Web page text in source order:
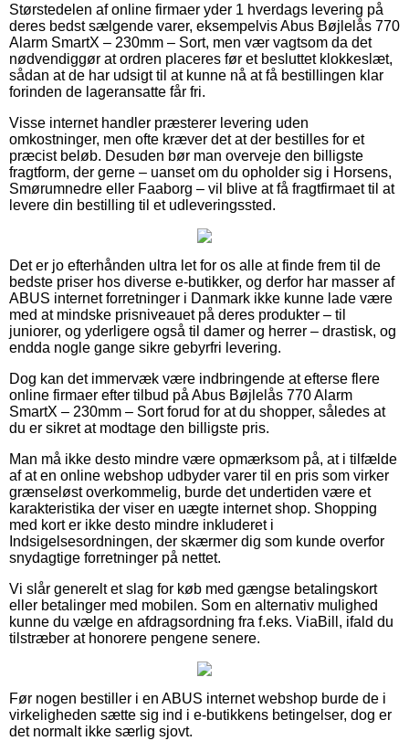
Størstedelen af online firmaer yder 1 hverdags levering på
deres bedst sælgende varer, eksempelvis Abus Bøjlelås 770
Alarm SmartX – 230mm – Sort, men vær vagtsom da det
nødvendiggør at ordren placeres før et besluttet klokkeslæt,
sådan at de har udsigt til at kunne nå at få bestillingen klar
forinden de lageransatte får fri.
Visse internet handler præsterer levering uden
omkostninger, men ofte kræver det at der bestilles for et
præcist beløb. Desuden bør man overveje den billigste
fragtform, der gerne – uanset om du opholder sig i Horsens,
Smørumnedre eller Faaborg – vil blive at få fragtfirmaet til at
levere din bestilling til et udleveringssted.
Det er jo efterhånden ultra let for os alle at finde frem til de
bedste priser hos diverse e-butikker, og derfor har masser af
ABUS internet forretninger i Danmark ikke kunne lade være
med at mindske prisniveauet på deres produkter – til
juniorer, og yderligere også til damer og herrer – drastisk, og
endda nogle gange sikre gebyrfri levering.
Dog kan det immervæk være indbringende at efterse flere
online firmaer efter tilbud på Abus Bøjlelås 770 Alarm
SmartX – 230mm – Sort forud for at du shopper, således at
du er sikret at modtage den billigste pris.
Man må ikke desto mindre være opmærksom på, at i tilfælde
af at en online webshop udbyder varer til en pris som virker
grænseløst overkommelig, burde det undertiden være et
karakteristika der viser en uægte internet shop. Shopping
med kort er ikke desto mindre inkluderet i
Indsigelsesordningen, der skærmer dig som kunde overfor
snydagtige forretninger på nettet.
Vi slår generelt et slag for køb med gængse betalingskort
eller betalinger med mobilen. Som en alternativ mulighed
kunne du vælge en afdragsordning fra f.eks. ViaBill, ifald du
tilstræber at honorere pengene senere.
Før nogen bestiller i en ABUS internet webshop burde de i
virkeligheden sætte sig ind i e-butikkens betingelser, dog er
det normalt ikke særlig sjovt.